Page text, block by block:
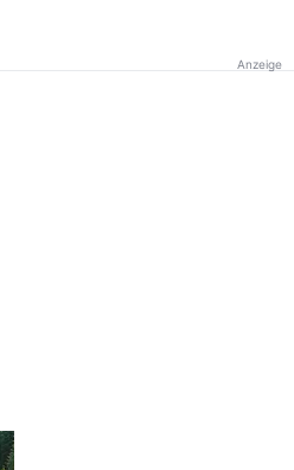
Anzeige